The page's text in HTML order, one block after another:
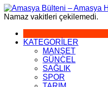
Skip
to
Namaz vakitleri çekilemedi.
KATEGORİLER
MANŞET
GÜNCEL
SAĞLIK
SPOR